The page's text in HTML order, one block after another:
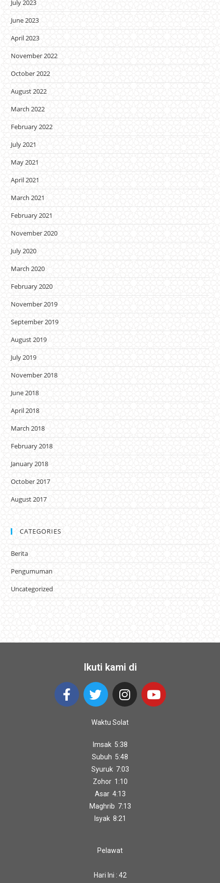
July 2023
June 2023
April 2023
November 2022
October 2022
August 2022
March 2022
February 2022
July 2021
May 2021
April 2021
March 2021
February 2021
November 2020
July 2020
March 2020
February 2020
November 2019
September 2019
August 2019
July 2019
November 2018
June 2018
April 2018
March 2018
February 2018
January 2018
October 2017
August 2017
CATEGORIES
Berita
Pengumuman
Uncategorized
Ikuti kami di
Waktu Solat
Imsak 5:38
Subuh 5:48
Syuruk 7:03
Zohor 1:10
Asar 4:13
Maghrib 7:13
Isyak 8:21
Pelawat
Hari Ini : 42